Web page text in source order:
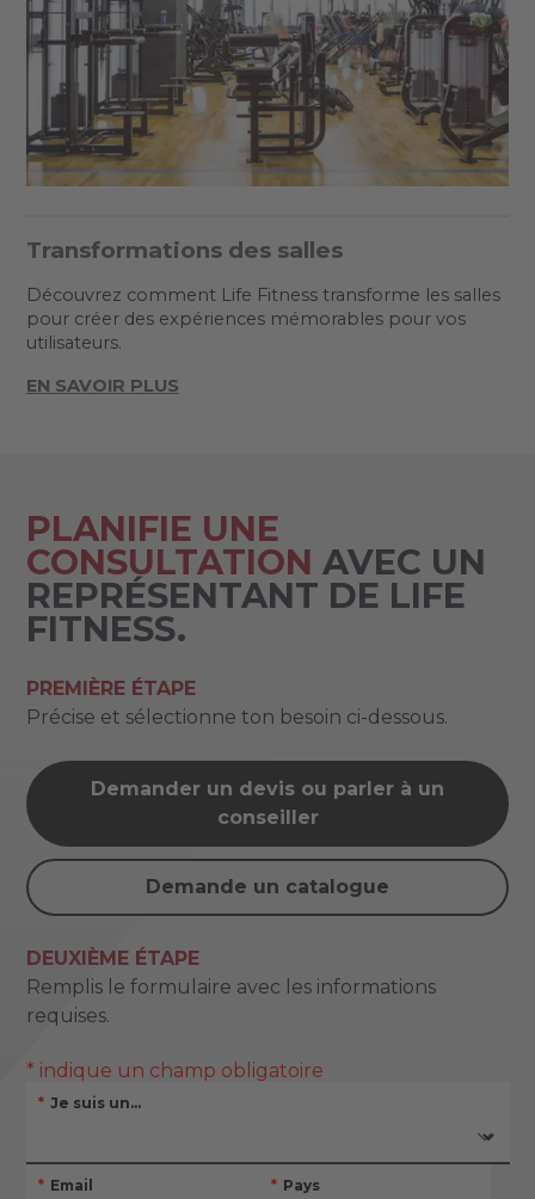
Transformations des salles
Découvrez comment Life Fitness transforme les salles
pour créer des expériences mémorables pour vos
utilisateurs.
EN SAVOIR PLUS
PLANIFIE UNE
CONSULTATION AVEC UN
REPRÉSENTANT DE LIFE
FITNESS.
PREMIÈRE ÉTAPE
Précise et sélectionne ton besoin ci-dessous.
Demander un devis ou parler à un
conseiller
Demande un catalogue
DEUXIÈME ÉTAPE
Remplis le formulaire avec les informations
requises.